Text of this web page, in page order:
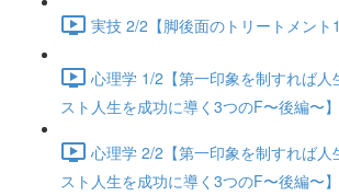
実技 2/2【脚後面のトリートメン
心理学 1/2【第一印象を制すれば人
スト人生を成功に導く3つのF〜後編〜
心理学 2/2【第一印象を制すれば人
スト人生を成功に導く3つのF〜後編〜